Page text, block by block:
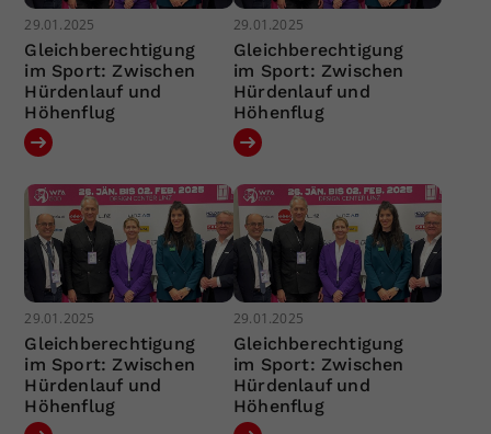
29.01.2025
Gleichberechtigung
im Sport: Zwischen
Hürdenlauf und
Höhenflug
29.01.2025
Gleichberechtigung
im Sport: Zwischen
Hürdenlauf und
Höhenflug
29.01.2025
Gleichberechtigung
im Sport: Zwischen
Hürdenlauf und
Höhenflug
29.01.2025
Gleichberechtigung
im Sport: Zwischen
Hürdenlauf und
Höhenflug